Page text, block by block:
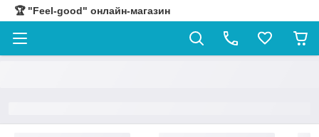
🏆 "Feel-good" онлайн-магазин